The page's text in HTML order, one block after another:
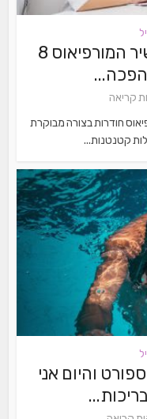
העתיד נחת בחיפה: "מכשיר המורפיאוס 8
חודרות בצורה מבוקרת
קטנטנות...
והיום אני